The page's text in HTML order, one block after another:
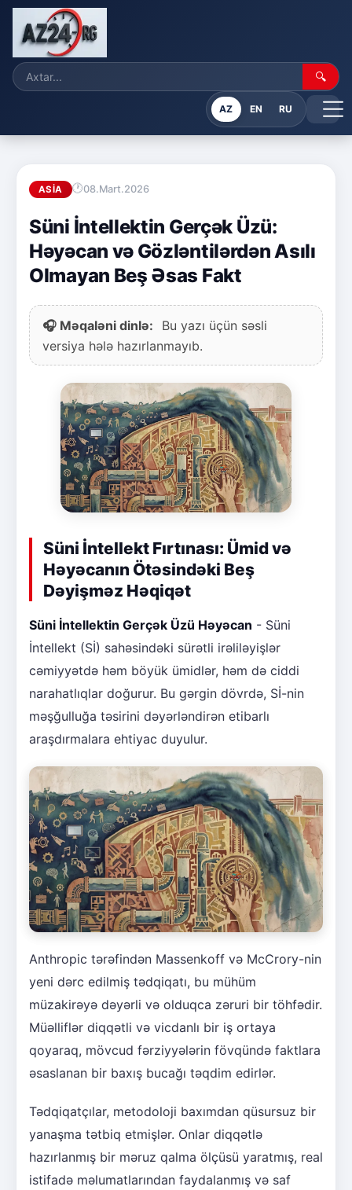
🔍
AZ EN RU
ASIA 08.Mart.2026
Süni İntellektin Gerçək Üzü:
Həyəcan və Gözləntilərdən Asılı
Olmayan Beş Əsas Fakt
🎧 Məqaləni dinlə:
Bu yazı üçün səsli
versiya hələ hazırlanmayıb.
Süni İntellekt Fırtınası: Ümid və
Həyəcanın Ötəsindəki Beş
Dəyişməz Həqiqət
Süni İntellektin Gerçək Üzü Həyəcan - Süni
İntellekt (Sİ) sahəsindəki sürətli irəliləyişlər
cəmiyyətdə həm böyük ümidlər, həm də ciddi
narahatlıqlar doğurur. Bu gərgin dövrdə, Sİ-nin
məşğulluğa təsirini dəyərləndirən etibarlı
araşdırmalara ehtiyac duyulur.
Anthropic tərəfindən Massenkoff və McCrory-nin
yeni dərc edilmiş tədqiqatı, bu mühüm
müzakirəyə dəyərli və olduqca zəruri bir töhfədir.
Müəlliflər diqqətli və vicdanlı bir iş ortaya
qoyaraq, mövcud fərziyyələrin fövqündə faktlara
əsaslanan bir baxış bucağı təqdim edirlər.
Tədqiqatçılar, metodoloji baxımdan qüsursuz bir
yanaşma tətbiq etmişlər. Onlar diqqətlə
hazırlanmış bir məruz qalma ölçüsü yaratmış, real
istifadə məlumatlarından faydalanmış və saf